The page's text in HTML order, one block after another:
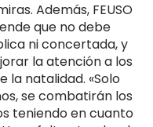
Además, FEUSO
que no debe
ni concertada, y
la atención a los
la natalidad. «Solo
se combatirán los
teniendo en cuanto